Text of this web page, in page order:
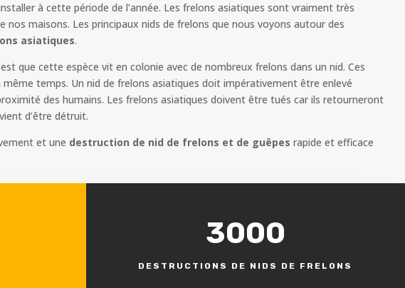
à cette période de l’année. Les frelons asiatiques sont vraiment très
nos maisons. Les principaux nids de frelons que nous voyons autour des
asiatiques.
que cette espèce vit en colonie avec de nombreux frelons dans un nid. Ces
temps. Un nid de frelons asiatiques doit impérativement être enlevé
des humains. Les frelons asiatiques doivent être tués car ils retourneront
d’être détruit.
et une destruction de nid de frelons et de guêpes rapide et efficace
3000
DESTRUCTIONS DE NIDS DE FRELONS